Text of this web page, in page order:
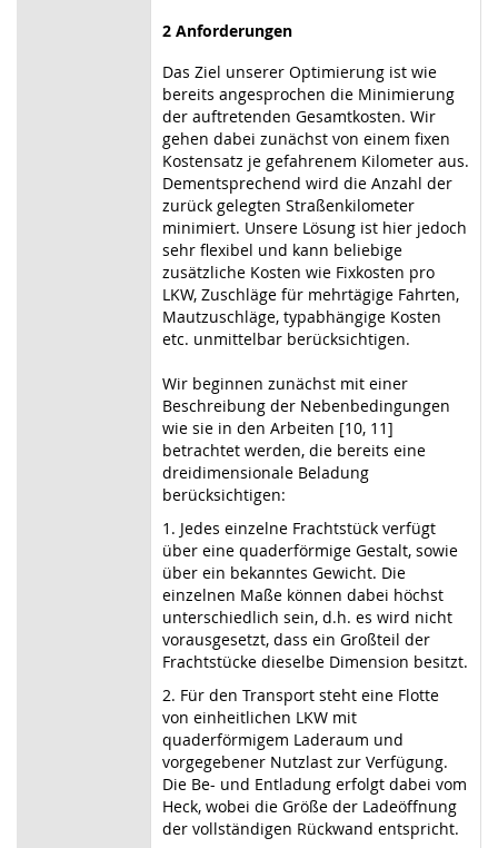
2 Anforderungen
Das Ziel unserer Optimierung ist wie
bereits angesprochen die Minimierung
der auftretenden Gesamtkosten. Wir
gehen dabei zunächst von einem fixen
Kostensatz je gefahrenem Kilometer aus.
Dementsprechend wird die Anzahl der
zurück gelegten Straßenkilometer
minimiert. Unsere Lösung ist hier jedoch
sehr flexibel und kann beliebige
zusätzliche Kosten wie Fixkosten pro
LKW, Zuschläge für mehrtägige Fahrten,
Mautzuschläge, typabhängige Kosten
etc. unmittelbar berücksichtigen.
Wir beginnen zunächst mit einer
Beschreibung der Nebenbedingungen
wie sie in den Arbeiten [10, 11]
betrachtet werden, die bereits eine
dreidimensionale Beladung
berücksichtigen:
1. Jedes einzelne Frachtstück verfügt
über eine quaderförmige Gestalt, sowie
über ein bekanntes Gewicht. Die
einzelnen Maße können dabei höchst
unterschiedlich sein, d.h. es wird nicht
vorausgesetzt, dass ein Großteil der
Frachtstücke dieselbe Dimension besitzt.
2. Für den Transport steht eine Flotte
von einheitlichen LKW mit
quaderförmigem Laderaum und
vorgegebener Nutzlast zur Verfügung.
Die Be- und Entladung erfolgt dabei vom
Heck, wobei die Größe der Ladeöffnung
der vollständigen Rückwand entspricht.